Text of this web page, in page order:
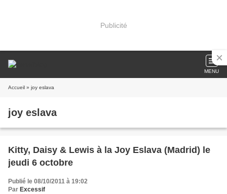
Publicité
MENU
Accueil » joy eslava
joy eslava
Kitty, Daisy & Lewis à la Joy Eslava (Madrid) le
jeudi 6 octobre
Publié le 08/10/2011 à 19:02
Par Excessif